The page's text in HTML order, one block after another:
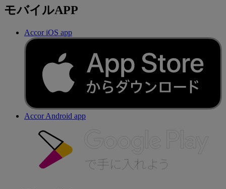
モバイルAPP
Accor iOS app
Accor Android app